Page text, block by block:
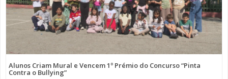
Alunos Criam Mural e Vencem 1º Prémio do Concurso “Pinta
Contra o Bullying”